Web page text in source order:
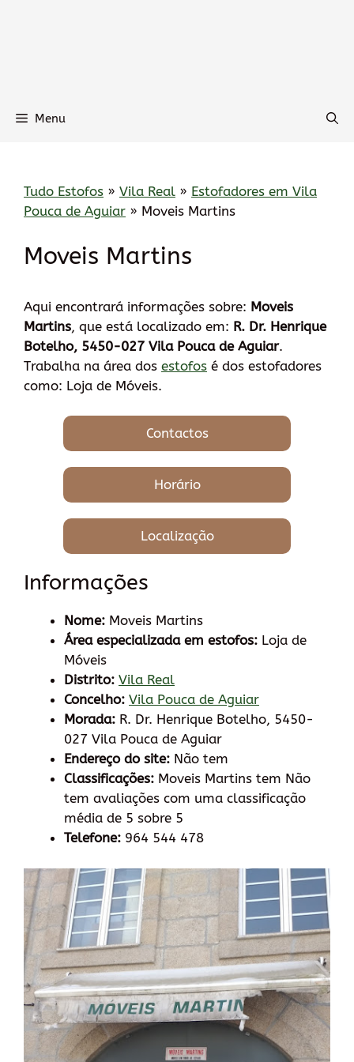
Menu
Tudo Estofos » Vila Real » Estofadores em Vila
Pouca de Aguiar » Moveis Martins
Moveis Martins
Aqui encontrará informações sobre: Moveis
Martins, que está localizado em: R. Dr. Henrique
Botelho, 5450-027 Vila Pouca de Aguiar.
Trabalha na área dos estofos é dos estofadores
como: Loja de Móveis.
Contactos
Horário
Localização
Informações
Nome: Moveis Martins
Área especializada em estofos: Loja de
Móveis
Distrito: Vila Real
Concelho: Vila Pouca de Aguiar
Morada: R. Dr. Henrique Botelho, 5450-
027 Vila Pouca de Aguiar
Endereço do site: Não tem
Classificações: Moveis Martins tem Não
tem avaliações com uma classificação
média de 5 sobre 5
Telefone: 964 544 478